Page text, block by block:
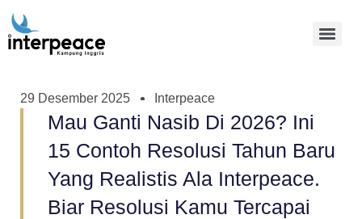
29 Desember 2025 Interpeace
Mau Ganti Nasib Di 2026? Ini
15 Contoh Resolusi Tahun Baru
Yang Realistis Ala Interpeace.
Biar Resolusi Kamu Tercapai